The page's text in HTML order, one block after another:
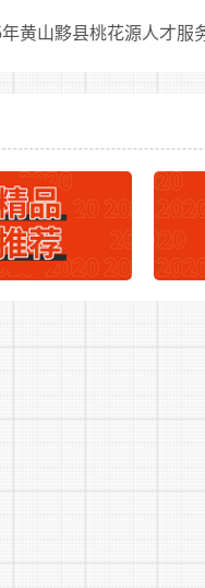
检、公示、聘用等程序
黄山黟县桃花源人才服